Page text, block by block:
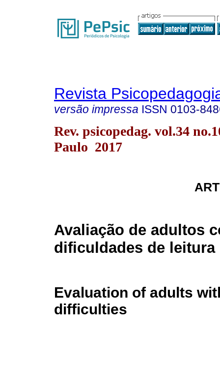
Revista
versão impressa ISSN 0103-
Rev. psicopedag. vol.34
Paulo 2017
Avaliação de adultos
dificuldades de leitura
Evaluation of adults
difficulties